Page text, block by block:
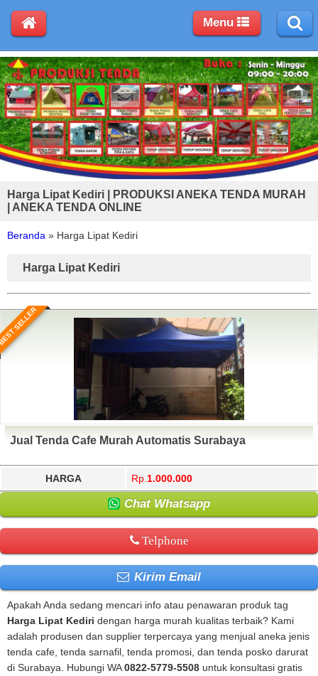
Harga Lipat Kediri | PRODUKSI ANEKA TENDA MURAH
| ANEKA TENDA ONLINE
Beranda » Harga Lipat Kediri
Harga Lipat Kediri
SELLER
Jual Tenda Cafe Murah Automatis Surabaya
HARGA Rp. 1.000.000
Chat Whatsapp
Telphone
Kirim Email
Apakah Anda sedang mencari info atau penawaran produk tag
Harga Lipat Kediri dengan harga murah kualitas terbaik? Kami
adalah produsen dan supplier terpercaya yang menjual aneka jenis
tenda cafe, tenda sarnafil, tenda promosi, dan tenda posko darurat
di Surabaya. Hubungi WA0822-5779-5508 untuk konsultasi gratis
Menu